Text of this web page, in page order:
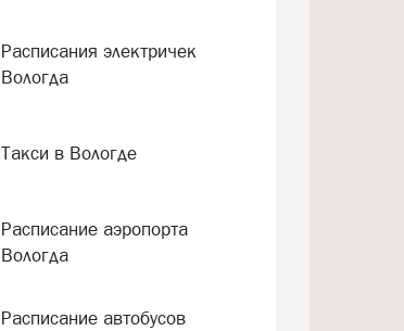
Расписания электричек
Вологда
Такси в Вологде
Расписание аэропорта
Вологда
Расписание автобусов